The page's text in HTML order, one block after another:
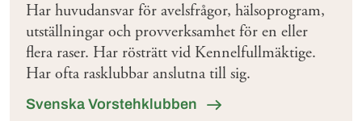
Har huvudansvar för avelsfrågor, hälsoprogram,
utställningar och provverksamhet för en eller
flera raser. Har rösträtt vid Kennelfullmäktige.
Har ofta rasklubbar anslutna till sig.
Svenska Vorstehklubben